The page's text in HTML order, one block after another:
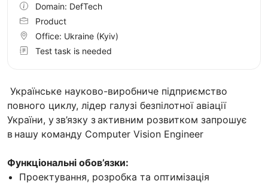
Українське науково-виробниче підприємство
повного циклу, лідер галузі безпілотної авіації
України, у зв’язку з активним розвитком запрошує
в нашу команду Computer Vision Engineer
Функціональні обов’язки:
Проектування, розробка та оптимізація
Domain: DefTech
Product
Office: Ukraine (Kyiv)
Test task is needed